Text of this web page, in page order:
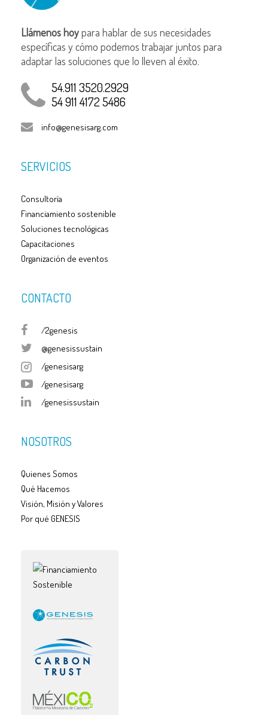
Llámenos hoypara hablar de sus necesidades
específicas y cómo podemos trabajar juntos para
adaptar las soluciones que lo lleven al éxito.
54.911 3520.2929
54 911 4172 5486
info@genesisarg.com
SERVICIOS
Consultoría
Financiamiento sostenible
Soluciones tecnológicas
Capacitaciones
Organización de eventos
CONTACTO
/2genesis
@genesissustain
/genesisarg
/genesisarg
/genesissustain
NOSOTROS
Quienes Somos
Qué Hacemos
Visión, Misión y Valores
Por qué GENESIS